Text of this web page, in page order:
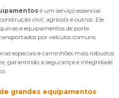
é um serviço essencial
civil, agrícola e outros. Ele
e equipamentos de porte
por veículos comuns.
especiais e caminhões mais robustos
garantindo a segurança e integridade
grandes equipamentos